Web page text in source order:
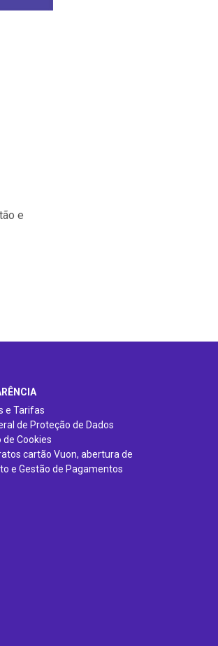
e
e Tarifas
de Proteção de Dados
de Cookies
cartão Vuon, abertura de
e Gestão de Pagamentos